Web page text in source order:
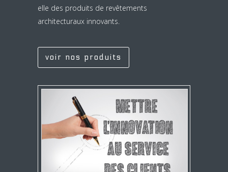
elle des produits de revêtements
architecturaux innovants.
voir nos produits